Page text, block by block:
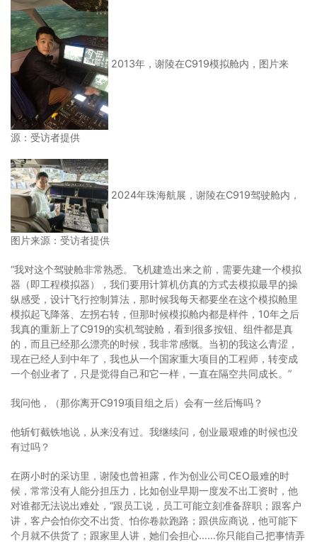
2013年，谢陵在C919模拟舱内，图片来
源：受访者提供
2024年珠海航展，谢陵在C919驾驶舱内，
图片来源：受访者提供
“我对这个驾驶舱非常熟悉。飞机建造出来之前，需要先建一个模拟
器（即工程模拟器），我们要用计算机仿真的方式去模拟最早的操
纵感受，设计飞行控制算法，那时候我每天都要坐在这个模拟舱里
模拟起飞降落、左拐右转，但那时候模拟舱内都是样件，10年之后
我真的重新上了C919的实机驾驶舱，看到很多按钮、组件都是真
的，而且已经那么漂亮的时候，我非常感慨。当初的我这么青涩，
现在已经人到中年了，我也从一个国家重大项目的工程师，转变成
一个创业者了，只是觉得自己和它一样，一直在隔空共同成长。”
我问他，（那你离开C919项目组之后）会有一丝后悔吗？
他斩钉截铁地说，从来没有过。我继续问，创业最艰难的时候也没
有过吗？
在两小时的采访里，谢陵也曾袒露，作为创业公司CEO最难的时
候，常常没有人能分担压力，比如创业早期一度发不出工资时，他
对谁都无法说出难处，“跟员工说，员工可能立刻准备辞职；跟客户
讲，客户会怕你交不出货、怕你卷款跑路；跟供应商说，他可能下
个月就不供货了；跟家里人讲，她们会担心……你只能自己把事情弄